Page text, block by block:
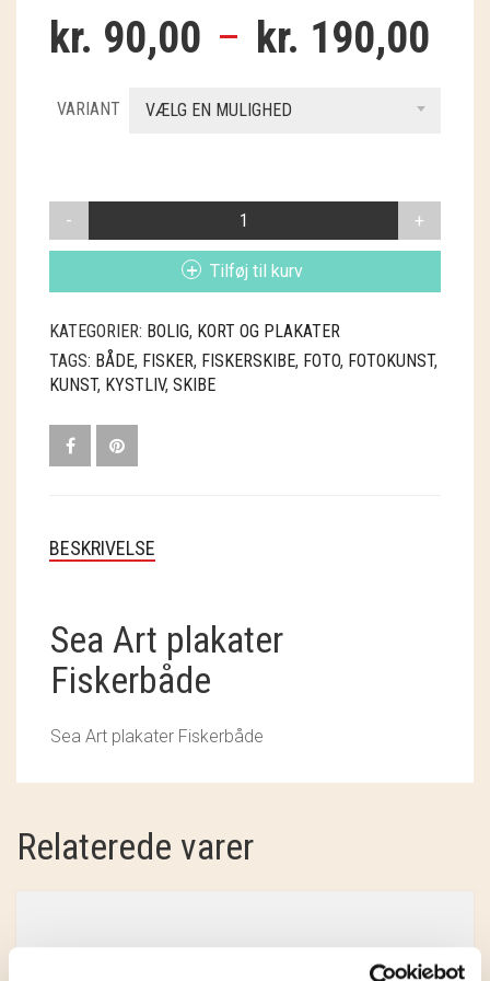
HAMMERSHUS FAIRTRADE
HARTGUT
LÆSØ ULDSTUE
SEA ART PHOTO
SÆBEVÆRKSTEDET
THY ØKOBÆR
TORDENVAND
kr. 90,00 – kr. 190,00
VARIANT VÆLG EN MULIGHED
ART
Tilføj til kurv
KATEGORIER: BOLIG, KORT OG PLAKATER
TAGS: BÅDE, FISKER, FISKERSKIBE, FOTO, FOTOKUNST,
KUNST, KYSTLIV, SKIBE
BESKRIVELSE
Sea Art plakater
Fiskerbåde
Sea Art plakater Fiskerbåde
Relaterede varer